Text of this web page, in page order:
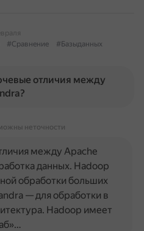
#Сравнение
#Базыданных
отличия между
неточности
между Apache
данных. Hadoop
обработки больших
— для обработки в
Hadoop имеет